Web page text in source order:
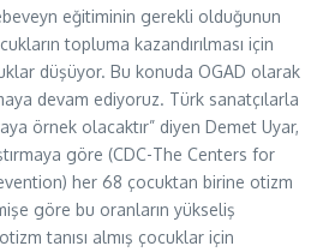
eğitiminin gerekli olduğunun
topluma kazandırılması için
düşüyor. Bu konuda OGAD olarak
devam ediyoruz. Türk sanatçılarla
örnek olacaktır” diyen Demet Uyar,
göre (CDC-The Centers for
her 68 çocuktan birine otizm
göre bu oranların yükseliş
tanısı almış çocuklar için